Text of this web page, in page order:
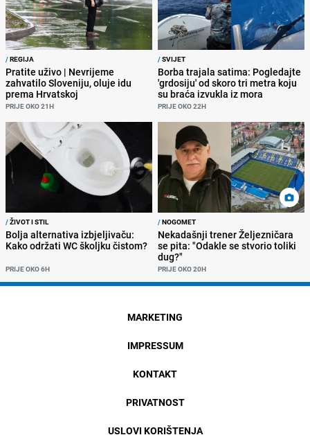
/REGIJA
Pratite uživo | Nevrijeme
zahvatilo Sloveniju, oluje idu
prema Hrvatskoj
PRIJE OKO 21H
/SVIJET
Borba trajala satima: Pogledajte
'grdosiju' od skoro tri metra koju
su braća izvukla iz mora
PRIJE OKO 22H
/ŽIVOT I STIL
Bolja alternativa izbjeljivaču:
Kako održati WC školjku čistom?
PRIJE OKO 6H
/NOGOMET
Nekadašnji trener Željezničara
se pita: "Odakle se stvorio toliki
dug?"
PRIJE OKO 20H
MARKETING
IMPRESSUM
KONTAKT
PRIVATNOST
USLOVI KORIŠTENJA